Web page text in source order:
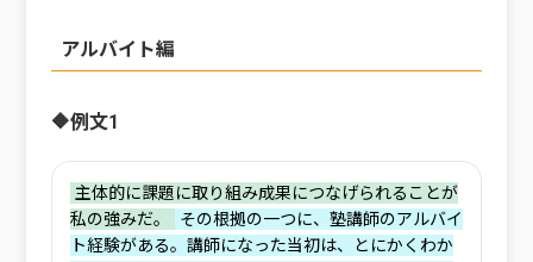
アルバイト編
🔶例文1
‌主体的に課題に取り組み成果につなげられることが
私の強みだ。
‌その根拠の一つに、塾講師のアルバイ
ト経験がある。講師になった当初は、とにかくわか